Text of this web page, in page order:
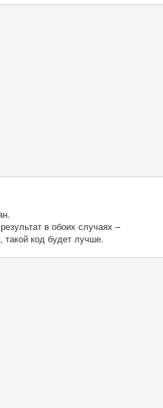
в обоих случаях –
такой код будет лучше.